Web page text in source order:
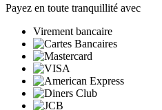
Payez en toute tranquillité avec
Virement bancaire